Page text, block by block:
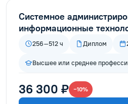
Системное
информационные
256–512 ч Диплом
Высшее или среднее
36 300 ₽ −10%